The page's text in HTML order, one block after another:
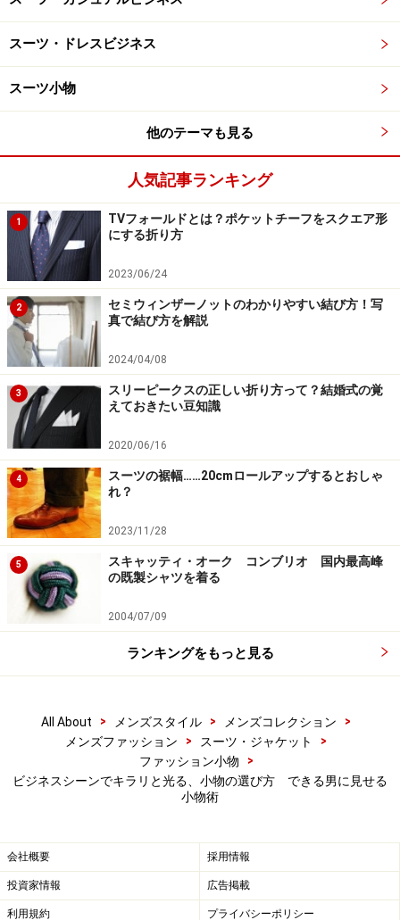
てきたようで、有名百貨店の靴下売り場でも扱ってい
る。
海外有名ブランドのものは少し高額のため購入するのを
躊躇してしまうが、国内ブランドのものなら値段も手頃
ハリソンのロングホーズ。サイズ:25～26cm。色:チャコー
ル、ブラウン、ネイビー、ブラック。各1470円（税込
み）。問い合わせ／ハリソン。
おすすめは ハリソンのロングホーズ。ファインメリノ
や
エジプト綿など、高級素材のものを揃えている。
1500円前後で購入でき、しかも無地だけでなく柄ものも
あるので一週間のローテーションもバッチリだ。これな
ら脚を組んでも平気。
次のページは、こだわりの「バッグと腕時計」です
※記事内容は執筆時点のものです。最新の内容をご確認くださ
い。
1/3 次のページへ
スーツ・ドレスビジネス
スーツ小物
他のテーマも見る
人気記事ランキング
1
TVフォールドとは？ポケットチーフをスクエア形
にする折り方
2023/06/24
2
セミウィンザーノットのわかりやすい結び方！写
真で結び方を解説
2024/04/08
3
スリーピークスの正しい折り方って？結婚式の覚
えておきたい豆知識
2020/06/16
4
スーツの裾幅……20cmロールアップするとおしゃ
れ？
2023/11/28
5
スキャッティ・オーク コンブリオ 国内最高峰
の既製シャツを着る
2004/07/09
ランキングをもっと見る
All About > メンズスタイル > メンズコレクション
>
メンズファッション
> スーツ・ジャケット
>
ファッション小物
>
ビジネスシーンでキラリと光る、小物の選び方 できる男に見せる
小物術
会社概要 採用情報
投資家情報 広告掲載
利用規約 プライバシーポリシー